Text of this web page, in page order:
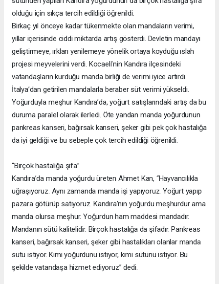
olduğu için sıkça tercih edildiği öğrenildi.
Birkaç yıl önceye kadar tükenmekte olan mandaların verimi,
yıllar içerisinde ciddi miktarda artış gösterdi. Devletin mandayı
geliştirmeye, ırkları yenilemeye yönelik ortaya koyduğu ıslah
projesi meyvelerini verdi. Kocaeli’nin Kandıra ilçesindeki
vatandaşların kurduğu manda birliği de verimi iyice artırdı.
İtalya’dan getirilen mandalarla beraber süt verimi yükseldi.
Yoğurduyla meşhur Kandıra’da, yoğurt satışlarındaki artış da bu
duruma paralel olarak ilerledi. Öte yandan manda yoğurdunun
pankreas kanseri, bağırsak kanseri, şeker gibi pek çok hastalığa
da iyi geldiği ve bu sebeple çok tercih edildiği öğrenildi.
“Birçok hastalığa şifa”
Kandıra’da manda yoğurdu üreten Ahmet Kan, “Hayvancılıkla
uğraşıyoruz. Aynı zamanda manda işi yapıyoruz. Yoğurt yapıp
pazara götürüp satıyoruz. Kandıra’nın yoğurdu meşhurdur ama
manda olursa meşhur. Yoğurdun ham maddesi mandadır.
Mandanın sütü kalitelidir. Birçok hastalığa da şifadır. Pankreas
kanseri, bağırsak kanseri, şeker gibi hastalıkları olanlar manda
sütü istiyor. Kimi yoğurdunu istiyor, kimi sütünü istiyor. Bu
şekilde vatandaşa hizmet ediyoruz” dedi.